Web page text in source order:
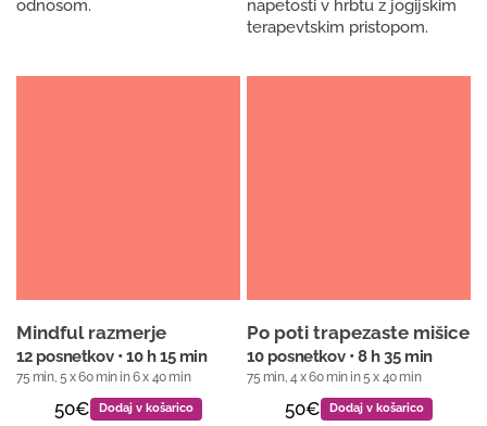
odnosom.
napetosti v hrbtu z jogijskim
terapevtskim pristopom.
Mindful razmerje
12 posnetkov • 10 h 15 min
75 min, 5 x 60 min in 6 x 40 min
50€ Dodaj v košarico
Po poti trapezaste mišice
10 posnetkov • 8 h 35 min
75 min, 4 x 60 min in 5 x 40 min
50€ Dodaj v košarico